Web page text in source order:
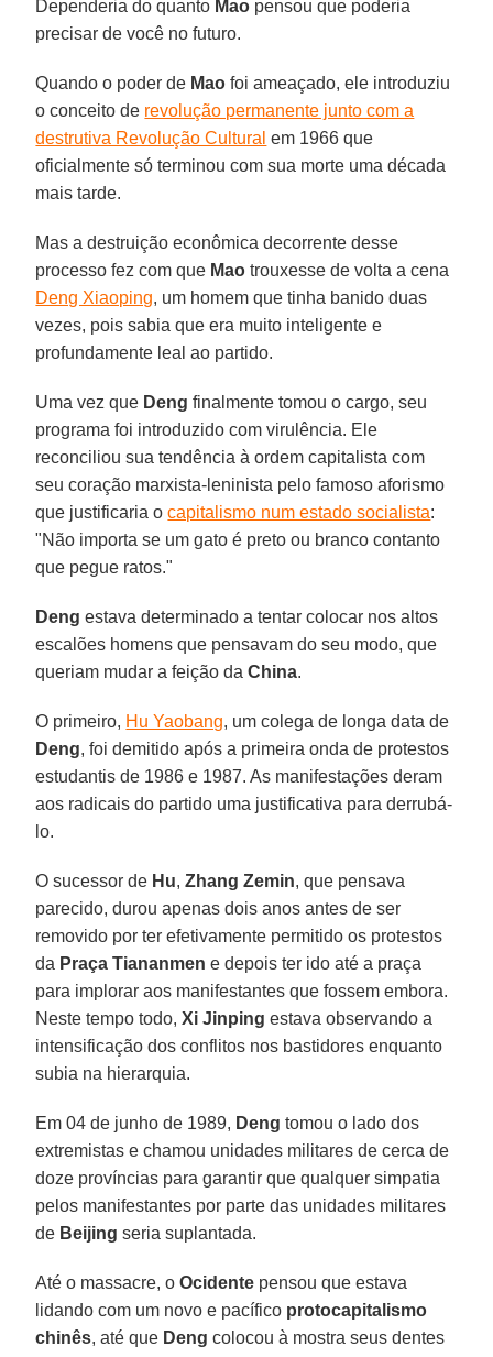
Dependeria do quanto Mao pensou que poderia
precisar de você no futuro.
Quando o poder de Mao foi ameaçado, ele introduziu
o conceito de revolução permanente junto com a
destrutiva Revolução Cultural em 1966 que
oficialmente só terminou com sua morte uma década
mais tarde.
Mas a destruição econômica decorrente desse
processo fez com que Mao trouxesse de volta a cena
Deng Xiaoping, um homem que tinha banido duas
vezes, pois sabia que era muito inteligente e
profundamente leal ao partido.
Uma vez que Deng finalmente tomou o cargo, seu
programa foi introduzido com virulência. Ele
reconciliou sua tendência à ordem capitalista com
seu coração marxista-leninista pelo famoso aforismo
que justificaria ocapitalismo num estado socialista:
"Não importa se um gato é preto ou branco contanto
que pegue ratos."
Deng estava determinado a tentar colocar nos altos
escalões homens que pensavam do seu modo, que
queriam mudar a feição daChina.
O primeiro, Hu Yaobang, um colega de longa data de
Deng, foi demitido após a primeira onda de protestos
estudantis de 1986 e 1987. As manifestações deram
aos radicais do partido uma justificativa para derrubá-
lo.
O sucessor de Hu,Zhang Zemin, que pensava
parecido, durou apenas dois anos antes de ser
removido por ter efetivamente permitido os protestos
da Praça Tiananmen e depois ter ido até a praça
para implorar aos manifestantes que fossem embora.
Neste tempo todo,Xi Jinping estava observando a
intensificação dos conflitos nos bastidores enquanto
subia na hierarquia.
Em 04 de junho de 1989, Deng tomou o lado dos
extremistas e chamou unidades militares de cerca de
doze províncias para garantir que qualquer simpatia
pelos manifestantes por parte das unidades militares
de Beijing seria suplantada.
Até o massacre, oOcidente pensou que estava
lidando com um novo e pacífico protocapitalismo
chinês, até que Deng colocou à mostra seus dentes